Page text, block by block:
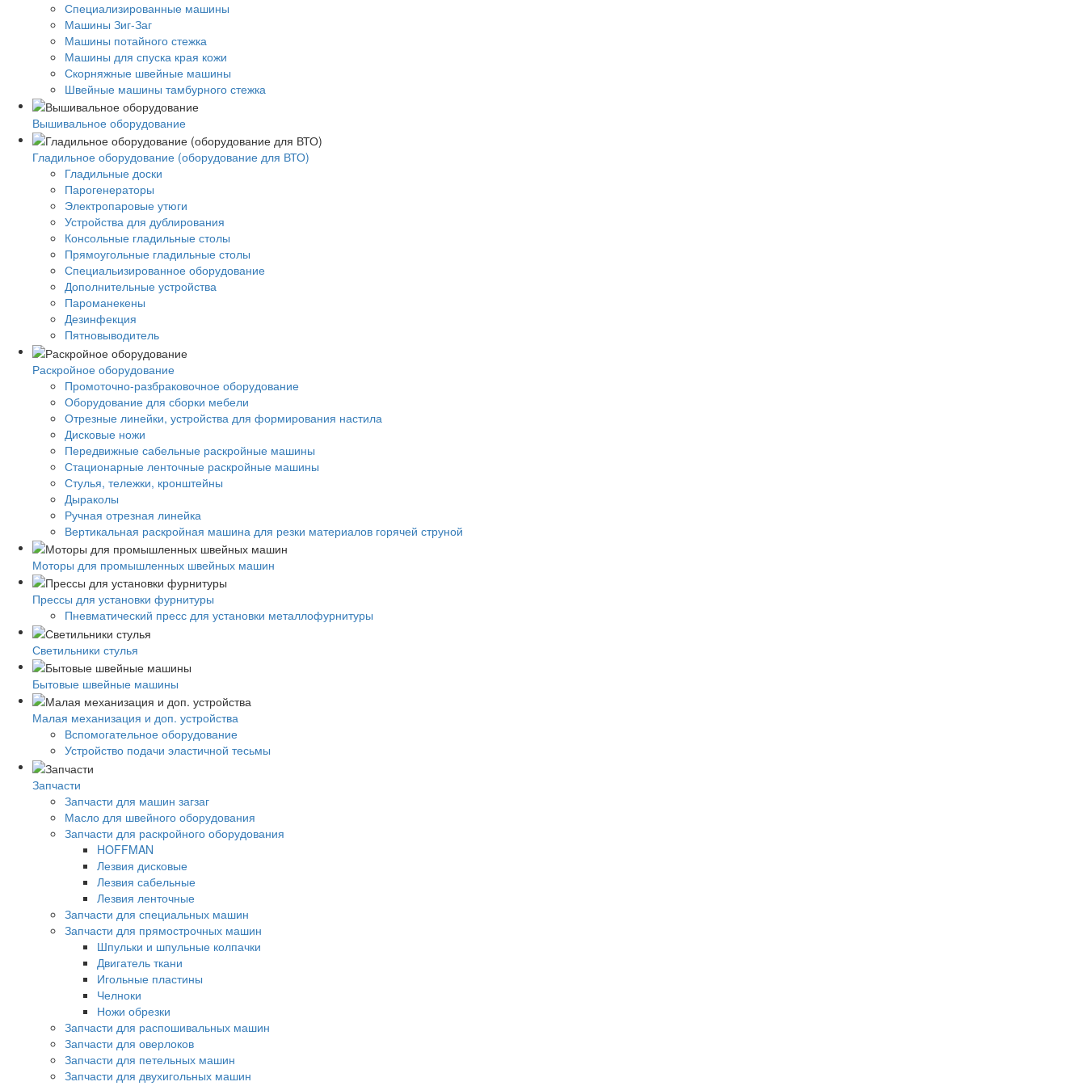
Специализированные машины
Машины Зиг-Заг
Машины потайного стежка
Машины для спуска края кожи
Скорняжные швейные машины
Швейные машины тамбурного стежка
Вышивальное оборудование
Гладильное оборудование (оборудование для ВТО)
Гладильные доски
Парогенераторы
Электропаровые утюги
Устройства для дублирования
Консольные гладильные столы
Прямоугольные гладильные столы
Специальизированное оборудование
Дополнительные устройства
Пароманекены
Дезинфекция
Пятновыводитель
Раскройное оборудование
Промоточно-разбраковочное оборудование
Оборудование для сборки мебели
Отрезные линейки, устройства для формирования настила
Дисковые ножи
Передвижные сабельные раскройные машины
Стационарные ленточные раскройные машины
Стулья, тележки, кронштейны
Дыраколы
Ручная отрезная линейка
Вертикальная раскройная машина для резки материалов горячей струной
Моторы для промышленных швейных машин
Прессы для установки фурнитуры
Пневматический пресс для установки металлофурнитуры
Светильники стулья
Бытовые швейные машины
Малая механизация и доп. устройства
Вспомогательное оборудование
Устройство подачи эластичной тесьмы
Запчасти
Запчасти для машин загзаг
Масло для швейного оборудования
Запчасти для раскройного оборудования
HOFFMAN
Лезвия дисковые
Лезвия сабельные
Лезвия ленточные
Запчасти для специальных машин
Запчасти для прямострочных машин
Шпульки и шпульные колпачки
Двигатель ткани
Игольные пластины
Челноки
Ножи обрезки
Запчасти для распошивальных машин
Запчасти для оверлоков
Запчасти для петельных машин
Запчасти для двухигольных машин